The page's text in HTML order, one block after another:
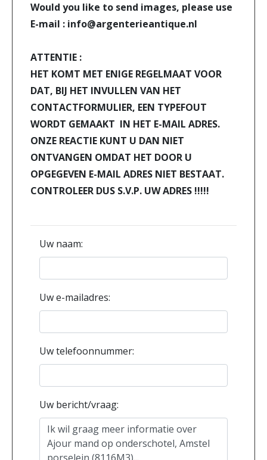
Would you like to send images, please use
E-mail : info@argenterieantique.nl
ATTENTIE :
HET KOMT MET ENIGE REGELMAAT VOOR
DAT, BIJ HET INVULLEN VAN HET
CONTACTFORMULIER, EEN TYPEFOUT
WORDT GEMAAKT IN HET E-MAIL ADRES.
ONZE REACTIE KUNT U DAN NIET
ONTVANGEN OMDAT HET DOOR U
OPGEGEVEN E-MAIL ADRES NIET BESTAAT.
CONTROLEER DUS S.V.P. UW ADRES !!!!!
Uw naam:
Uw e-mailadres:
Uw telefoonnummer:
Uw bericht/vraag: